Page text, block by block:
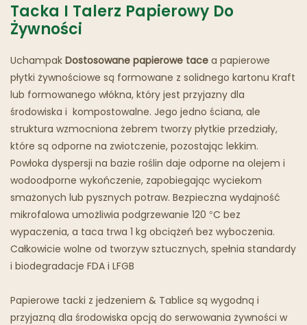
Bufet
Piekarnia
Tłusta Łyżka
Tacka I Talerz Papierowy Do
Żywności
Uchampak Dostosowane papierowe tace a papierowe
płytki żywnościowe są formowane z solidnego kartonu Kraft
lub formowanego włókna, który jest przyjazny dla
środowiska i kompostowalne. Jego jedno ściana, ale
struktura wzmocniona żebrem tworzy płytkie przedziały,
które są odporne na zwiotczenie, pozostając lekkim.
Powłoka dyspersji na bazie roślin daje odporne na olejem i
wodoodporne wykończenie, zapobiegając wyciekom
smażonych lub pysznych potraw. Bezpieczna wydajność
mikrofalowa umożliwia podgrzewanie 120 °C bez
wypaczenia, a taca trwa 1 kg obciążeń bez wyboczenia.
Całkowicie wolne od tworzyw sztucznych, spełnia standardy
i biodegradacje FDA i LFGB
Papierowe tacki z jedzeniem & Tablice są wygodną i
przyjazną dla środowiska opcją do serwowania żywności w